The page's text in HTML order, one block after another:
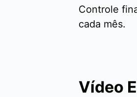
Controle
cada mês.
Vídeo